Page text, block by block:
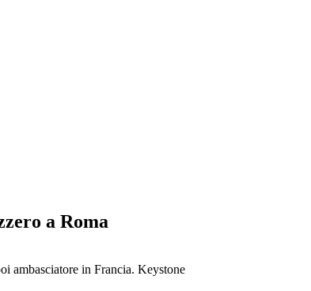
a Roma
ambasciatore in Francia. Keystone